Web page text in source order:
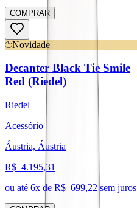
COMPRAR
Novidade
Decanter Black Tie Smile
Red (Riedel)
Riedel
Acessório
Áustria, Áustria
R$ 4.195,31
ou até 6x de R$ 699,22 sem juros